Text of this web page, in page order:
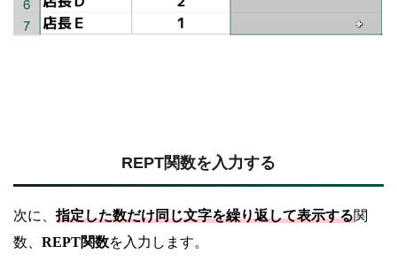
REPT関数を入力する
次に、指定した数だけ同じ文字を繰り返して表示する関
数、 REPT関数を入力します。